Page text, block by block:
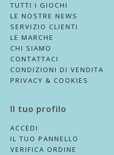
TUTTI I GIOCHI
LE NOSTRE NEWS
SERVIZIO CLIENTI
LE MARCHE
CHI SIAMO
CONTATTACI
CONDIZIONI DI VENDITA
PRIVACY & COOKIES
Il tuo profilo
ACCEDI
IL TUO PANNELLO
VERIFICA ORDINE